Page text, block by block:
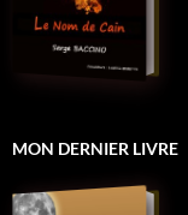
MON DERNIER LIVRE